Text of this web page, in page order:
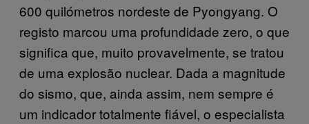
600 quilómetros nordeste de Pyongyang. O
registo marcou uma profundidade zero, o que
significa que, muito provavelmente, se tratou
de uma explosão nuclear. Dada a magnitude
do sismo, que, ainda assim, nem sempre é
um indicador totalmente fiável, o especialista